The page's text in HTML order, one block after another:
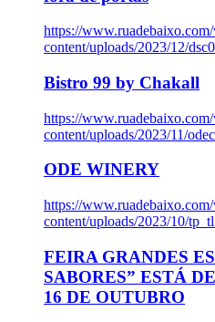
https://
content/uploads/2023/12/
Bistro 99 by Chakall
https://
content/uploads/2023/11/
ODE WINERY
https://
content/uploads/2023/10/
FEIRA GRANDES
SABORES” ESTÁ
16 DE OUTUBRO